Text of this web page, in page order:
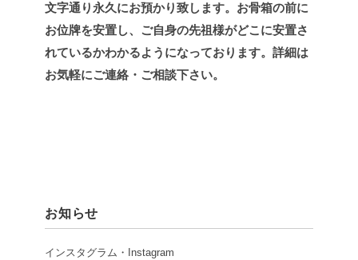
文字通り永久にお預かり致します。お骨箱の前に
お位牌を安置し、ご自身の先祖様がどこに安置さ
れているかわかるようになっております。詳細は
お気軽にご連絡・ご相談下さい。
お知らせ
インスタグラム・Instagram